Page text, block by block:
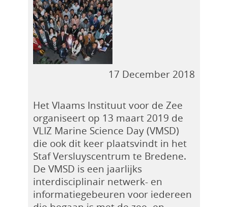
17 December 2018
Het Vlaams Instituut voor de Zee
organiseert op 13 maart 2019 de
VLIZ Marine Science Day (VMSD)
die ook dit keer plaatsvindt in het
Staf Versluyscentrum te Bredene.
De VMSD is een jaarlijks
interdisciplinair netwerk- en
informatiegebeuren voor iedereen